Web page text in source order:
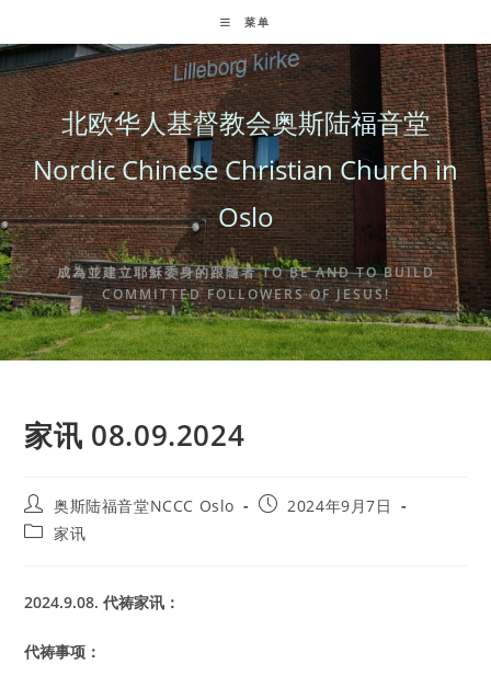
to
content
菜单
北欧华人基督教会奥斯陆福音堂
Nordic Chinese Christian Church in
Oslo
成為並建立耶穌委身的跟隨者 TO BE AND TO BUILD
COMMITTED FOLLOWERS OF JESUS!
家讯 08.09.2024
Post
author:
奥斯陆福音堂NCCC Oslo
Post2024年9月7日
Post家讯
2024.9.08. 代祷家讯：
代祷事项：